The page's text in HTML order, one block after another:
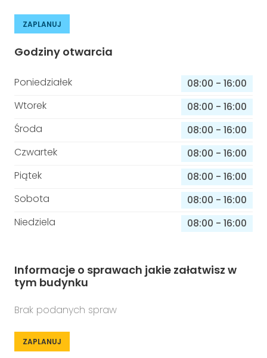
ZAPLANUJ
Godziny otwarcia
Poniedziałek 08:00 - 16:00
Wtorek
08:00 - 16:00
Środa
08:00 - 16:00
Czwartek
08:00 - 16:00
Piątek
08:00 - 16:00
Sobota
08:00 - 16:00
Niedziela
08:00 - 16:00
Informacje o sprawach jakie załatwisz w
tym budynku
Brak podanych spraw
ZAPLANUJ